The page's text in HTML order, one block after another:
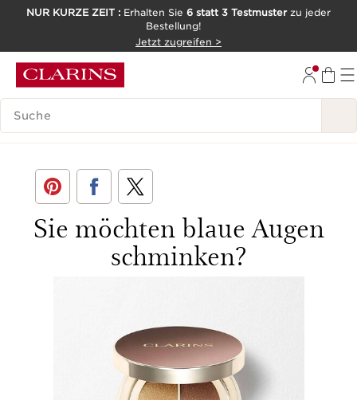
NUR KURZE ZEIT : Erhalten Sie 6 statt 3 Testmusterzu jeder
Bestellung!
Jetzt zugreifen >
LEGENDE SUCHEN
< Zurück
Sie möchten blaue Augen
schminken?